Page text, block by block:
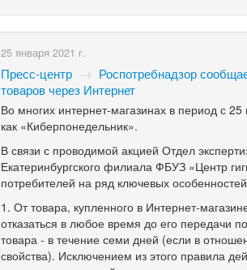
25 января 2021 г.
Пресс-центр → Роспотребнадзор
товаров через Интернет
Во многих интернет-магазинах в период с
как «Киберпонедельник».
В связи с проводимой акцией Отдел
Екатеринбургского филиала ФБУЗ «Центр
потребителей на ряд ключевых
1. От товара, купленного в Интернет-
отказаться в любое время до его
товара - в течение семи дней (если в
свойства). Исключением из этого правила